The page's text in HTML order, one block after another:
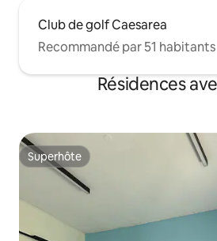
Club de golf Caesarea
Recommandé par 51 habitants
Résidences
Superhôte
Superhôte